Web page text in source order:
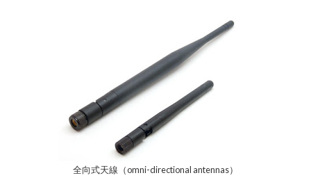
全向式天線（omni-directional antennas）